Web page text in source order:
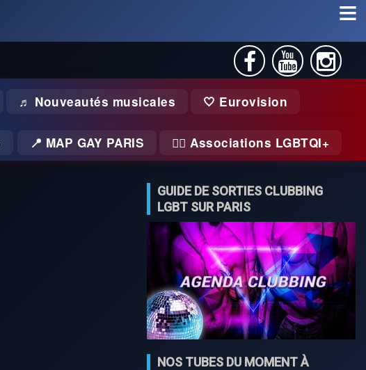
♬ Nouveautés musicales 🤍 Eurovision
📍 MAP GAY PARIS 🏃‍♂️ Associations LGBTQI+
GUIDE DE SORTIES CLUBBING
LGBT SUR PARIS
NOS TUBES DU MOMENT À